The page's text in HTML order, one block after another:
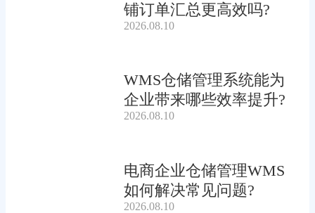
铺订单汇总更高效吗?
2026.08.10
WMS仓储管理系统能为
企业带来哪些效率提升?
2026.08.10
电商企业仓储管理WMS
如何解决常见问题?
2026.08.10